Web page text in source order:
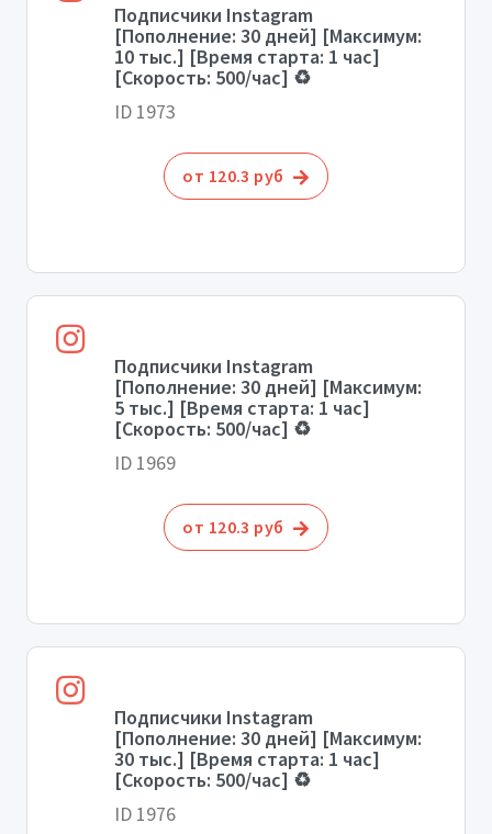
Подписчики Instagram
[Пополнение: 30 дней] [Максимум:
10 тыс.] [Время старта: 1 час]
[Скорость: 500/час] ♻️
ID 1973
от 120.3 руб
Подписчики Instagram
[Пополнение: 30 дней] [Максимум:
5 тыс.] [Время старта: 1 час]
[Скорость: 500/час] ♻️
ID 1969
от 120.3 руб
Подписчики Instagram
[Пополнение: 30 дней] [Максимум:
30 тыс.] [Время старта: 1 час]
[Скорость: 500/час] ♻️
ID 1976